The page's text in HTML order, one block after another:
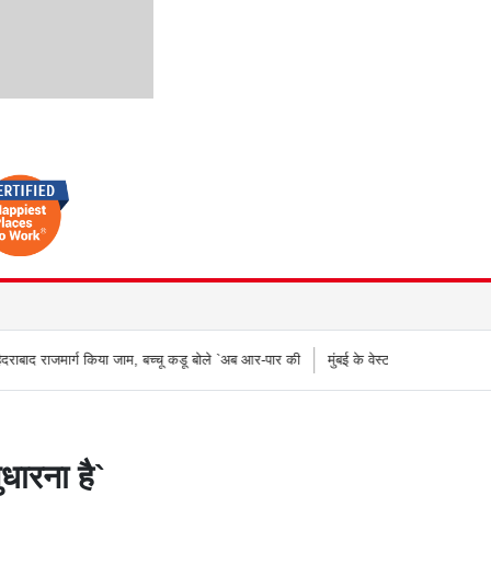
बच्चू कडू बोले `अब आर-पार की मुंबई के वेस्टर्न एक्सप्रेस हाईवे पर वनराई पुलिस की
है`